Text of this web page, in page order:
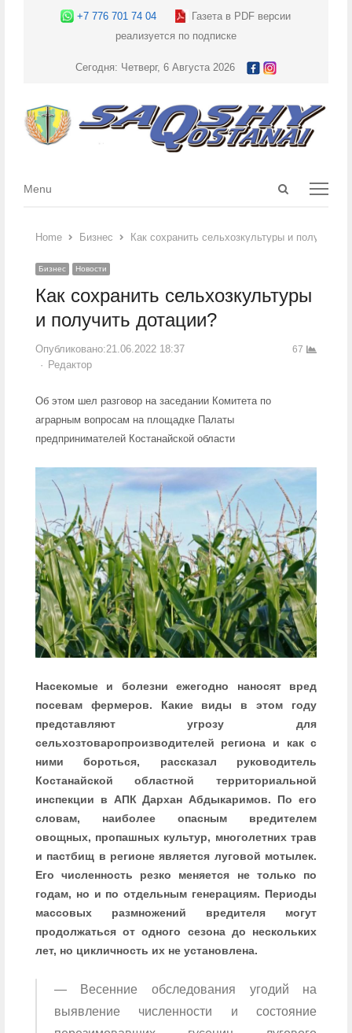
+7 776 701 74 04
Газета в PDF версии
реализуется по подписке
Сегодня: Четверг, 6 Августа 2026
Open
Menu
Menu
Home Бизнес Как сохранить сельхозкультуры и получить
Бизнес Новости
Как сохранить сельхозкультуры
и получить дотации?
Опубликовано:21.06.2022 18:37
Author
Редактор
67
Об этом шел разговор на заседании Комитета по
аграрным вопросам на площадке Палаты
предпринимателей Костанайской области
Насекомые и болезни ежегодно наносят вред
посевам фермеров. Какие виды в этом году
представляют угрозу для
сельхозтоваропроизводителей региона и как с
ними бороться, рассказал руководитель
Костанайской областной территориальной
инспекции в АПК Дархан Абдыкаримов. По его
словам, наиболее опасным вредителем
овощных, пропашных культур, многолетних трав
и пастбищ в регионе является луговой мотылек.
Его численность резко меняется не только по
годам, но и по отдельным генерациям. Периоды
массовых размножений вредителя могут
продолжаться от одного сезона до нескольких
лет, но цикличность их не установлена.
— Весенние обследования угодий на
выявление численности и состояние